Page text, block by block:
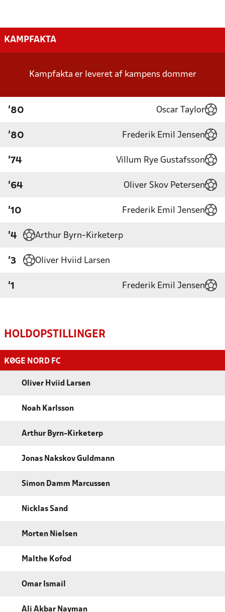
KAMPFAKTA
Kampfakta er leveret af kampens dommer
'80 Oscar Taylor
'80 Frederik Emil Jensen
'74 Villum Rye Gustafsson
'64 Oliver Skov Petersen
'10 Frederik Emil Jensen
'4 Arthur Byrn-Kirketerp
'3 Oliver Hviid Larsen
'1 Frederik Emil Jensen
HOLDOPSTILLINGER
KØGE NORD FC
Oliver Hviid Larsen
Noah Karlsson
Arthur Byrn-Kirketerp
Jonas Nakskov Guldmann
Simon Damm Marcussen
Nicklas Sand
Morten Nielsen
Malthe Kofod
Omar Ismail
Ali Akbar Nayman